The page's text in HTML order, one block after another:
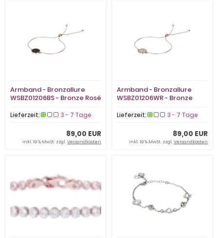
Armband - Bronzallure
WSBZ01206BS - Bronze Rosé
Lieferzeit: 3 - 7 Tage
89,00 EUR
inkl. 19 % MwSt. zzgl.Versandkosten
Armband - Bronzallure
WSBZ01206WR - Bronze
Lieferzeit: 3 - 7 Tage
89,00 EUR
inkl. 19 % MwSt. zzgl.Versandkosten